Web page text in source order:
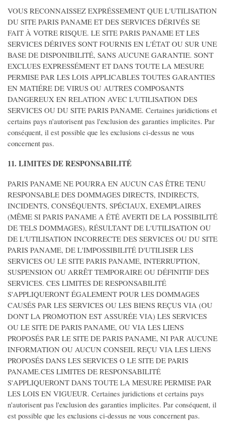
VOUS RECONNAISSEZ EXPRÉSSEMENT QUE L'UTILISATION
DU SITE PARIS PANAME ET DES SERVICES DÉRIVÉS SE
FAIT À VOTRE RISQUE. LE SITE PARIS PANAME ET LES
SERVICES DÉRIVES SONT FOURNIS EN L'ÉTAT OU SUR UNE
BASE DE DISPONIBILITÉ, SANS AUCUNE GARANTIE. SONT
EXCLUES EXPRESSÉMENT ET DANS TOUTE LA MESURE
PERMISE PAR LES LOIS APPLICABLES TOUTES GARANTIES
EN MATIÉRE DE VIRUS OU AUTRES COMPOSANTS
DANGEREUX EN RELATION AVEC L'UTILISATION DES
SERVICES OU DU SITE PARIS PANAME. Certaines juridictions et
certains pays n'autorisent pas l'exclusion des garanties implicites. Par
conséquent, il est possible que les exclusions ci-dessus ne vous
concernent pas.
11. LIMITES DE RESPONSABILITÉ
PARIS PANAME NE POURRA EN AUCUN CAS ÊTRE TENU
RESPONSABLE DES DOMMAGES DIRECTS, INDIRECTS,
INCIDENTS, CONSÉQUENTS, SPÉCIAUX, EXEMPLAIRES
(MÊME SI PARIS PANAME A ÉTÉ AVERTI DE LA POSSIBILITÉ
DE TELS DOMMAGES), RÉSULTANT DE L'UTILISATION OU
DE L'UTILISATION INCORRECTE DES SERVICES OU DU SITE
PARIS PANAME, DE L'IMPOSSIBILITÉ D'UTILISER LES
SERVICES OU LE SITE PARIS PANAME, INTERRUPTION,
SUSPENSION OU ARRÊT TEMPORAIRE OU DÉFINITIF DES
SERVICES. CES LIMITES DE RESPONSABILITÉ
S'APPLIQUERONT ÉGALEMENT POUR LES DOMMAGES
CAUSÉS PAR LES SERVICES OU LES BIENS REÇUS VIA (OU
DONT LA PROMOTION EST ASSURÉE VIA) LES SERVICES
OU LE SITE DE PARIS PANAME, OU VIA LES LIENS
PROPOSÉS PAR LE SITE DE PARIS PANAME, NI PAR AUCUNE
INFORMATION OU AUCUN CONSEIL REÇU VIA LES LIENS
PROPOSÉS DANS LES SERVICES O LE SITE DE PARIS
PANAME.CES LIMITES DE RESPONSABILITÉ
S'APPLIQUERONT DANS TOUTE LA MESURE PERMISE PAR
LES LOIS EN VIGUEUR. Certaines juridictions et certains pays
n'autorisent pas l'exclusion des garanties implicites. Par conséquent, il
est possible que les exclusions ci-dessus ne vous concernent pas.